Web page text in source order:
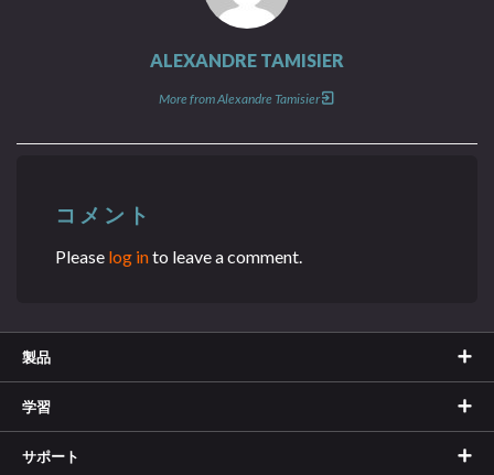
ALEXANDRE TAMISIER
More from Alexandre Tamisier
コメント
Please log into leave a comment.
製品
学習
サポート